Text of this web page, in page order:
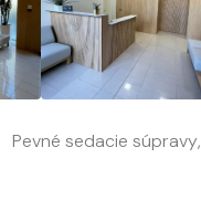
Pevné sedacie súpravy,